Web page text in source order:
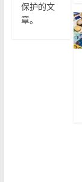
保护的文
章。